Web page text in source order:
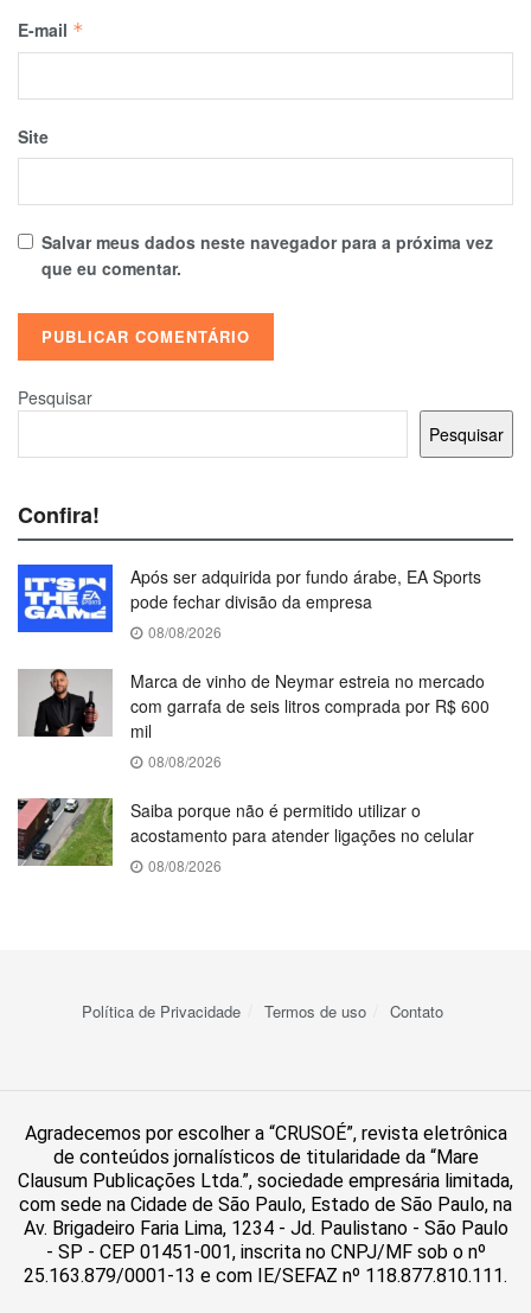
E-mail *
Site
Salvar meus dados neste navegador para a próxima vez
que eu comentar.
Pesquisar
Pesquisar
Confira!
Após ser adquirida por fundo árabe, EA Sports
pode fechar divisão da empresa
08/08/2026
Marca de vinho de Neymar estreia no mercado
com garrafa de seis litros comprada por R$ 600
mil
08/08/2026
Saiba porque não é permitido utilizar o
acostamento para atender ligações no celular
08/08/2026
Política de Privacidade Termos de uso Contato
Agradecemos por escolher a “CRUSOÉ”, revista eletrônica
de conteúdos jornalísticos de titularidade da “Mare
Clausum Publicações Ltda.”, sociedade empresária limitada,
com sede na Cidade de São Paulo, Estado de São Paulo, na
Av. Brigadeiro Faria Lima, 1234 - Jd. Paulistano - São Paulo
- SP - CEP 01451-001, inscrita no CNPJ/MF sob o nº
25.163.879/0001-13 e com IE/SEFAZ nº 118.877.810.111.